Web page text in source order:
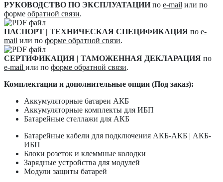
РУКОВОДСТВО ПО ЭКСПЛУАТАЦИИпо e-mail или по
форме обратной связи.
ПАСПОРТ | ТЕХНИЧЕСКАЯ СПЕЦИФИКАЦИЯ по e-
mail или по форме обратной связи.
СЕРТИФИКАЦИЯ | ТАМОЖЕННАЯ ДЕКЛАРАЦИЯ по
e-mail или по форме обратной связи.
Комплектации и дополнительные опции (Под заказ):
Аккумуляторные батареи АКБ
Аккумуляторные комплекты для ИБП
Батарейные стеллажи для АКБ
Батарейные кабели для подключения АКБ-АКБ | АКБ-
ИБП
Блоки розеток и клеммные колодки
Зарядные устройства для модулей
Модули защиты батарей